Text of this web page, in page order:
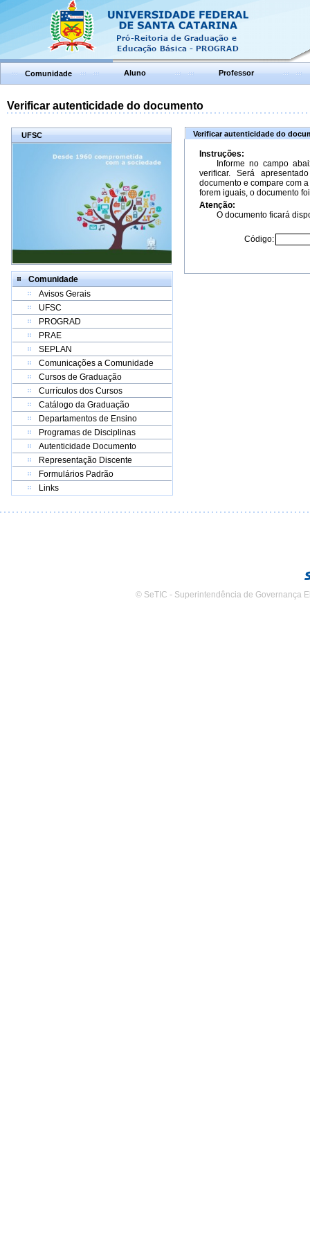
Comunidade Aluno Professor
Verificar autenticidade do documento
UFSC
Comunidade
Avisos Gerais
UFSC
PROGRAD
PRAE
SEPLAN
Comunicações a Comunidade
Cursos de Graduação
Currículos dos Cursos
Catálogo da Graduação
Departamentos de Ensino
Programas de Disciplinas
Autenticidade Documento
Representação Discente
Formulários Padrão
Links
Verificar autenticidade do
Instruções:
Informe no campo
verificar. Será
documento e compare com
forem iguais, o documento
Atenção:
O documento ficará
Código:
© SeTIC - Superintendência de Governança